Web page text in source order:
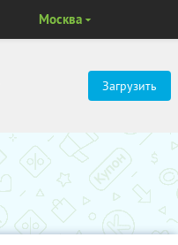
Загрузить
Москва